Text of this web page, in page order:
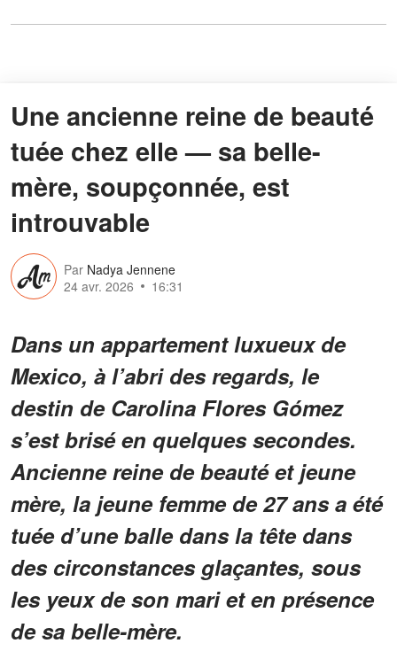
Une ancienne reine de beauté
tuée chez elle — sa belle-
mère, soupçonnée, est
introuvable
Par Nadya Jennene
24 avr. 2026
16:31
Dans un appartement luxueux de
Mexico, à l’abri des regards, le
destin de Carolina Flores Gómez
s’est brisé en quelques secondes.
Ancienne reine de beauté et jeune
mère, la jeune femme de 27 ans a été
tuée d’une balle dans la tête dans
des circonstances glaçantes, sous
les yeux de son mari et en présence
de sa belle-mère.